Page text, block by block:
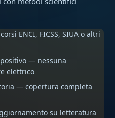
ENCI, FICSS, SIUA o altri
— nessuna
elettrico
— copertura completa
su letteratura